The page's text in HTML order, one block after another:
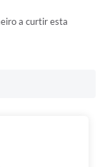
a curtir esta